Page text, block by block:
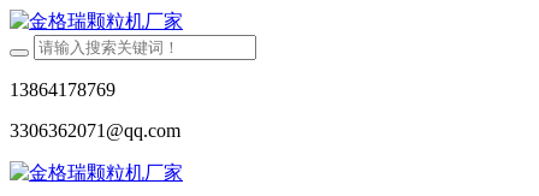
13864178769
3306362071@qq.com